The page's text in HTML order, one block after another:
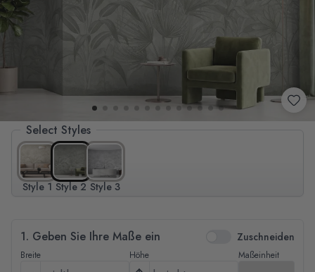
Select Styles
Style 1 Style 2 Style 3
1. Geben Sie Ihre Maße ein Zuschneiden
Breite Höhe Maßeinheit